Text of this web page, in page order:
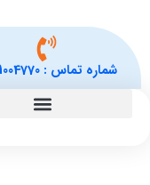
شماره تماس :